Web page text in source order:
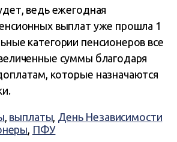
ведь ежегодная
выплат уже прошла 1
категории пенсионеров все
суммы благодаря
которые назначаются
, выплаты, День Независимости
, ПФУ